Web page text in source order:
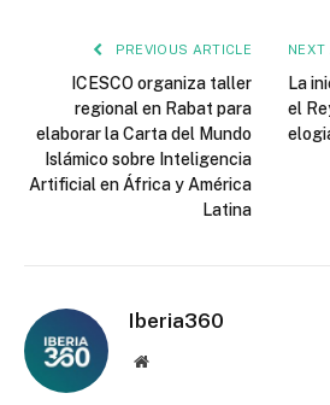
PREVIOUS ARTICLE
ICESCO organiza taller
regional en Rabat para
elaborar la Carta del Mundo
Islámico sobre Inteligencia
Artificial en África y América
Latina
NEXT
La
el
Iberia360
Website